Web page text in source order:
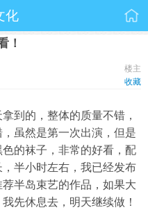
化
！
楼主
收藏
到的，整体的质量不错，
虽然是第一次出演，但是
的袜子，非常的好看，配
半小时左右，我已经发布
半岛束艺的作品，如果大
先休息去，明天继续做！